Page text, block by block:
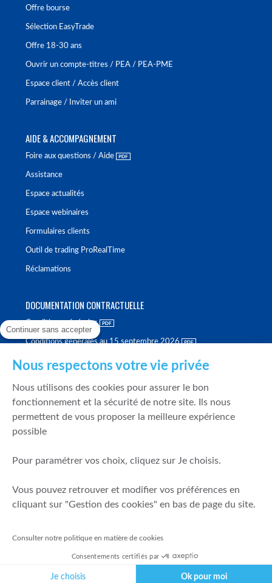
Offre bourse
Sélection EasyTrade
Offre 18-30 ans
Ouvrir un compte-titres / PEA / PEA-PME
Espace client / Accès client
Parrainage / Inviter un ami
AIDE & ACCOMPAGNEMENT
Foire aux questions / Aide
Assistance
Espace actualités
Espace webinaires
Formulaires clients
Outil de trading ProRealTime
Réclamations
DOCUMENTATION CONTRACTUELLE
Conditions générales
Conditions générales au 15 septembre 2026
Politique de meilleure sélection
Politique de durabilité
Fonds de garantie des dépôts et de résolution
Mentions légales
Prévention de la fraude
Politique de gestion des conflits d'intérêts
Continuer sans accepter
Nous respectons votre vie privée
Nous utilisons des cookies pour assurer le bon
fonctionnement et la sécurité de notre site. Ils nous
permettent de vous proposer la meilleure expérience
possible
Pour paramétrer vos choix, cliquez sur Je choisis.
Vous pouvez retrouver et modifier vos préférences en
cliquant sur "Gestion des cookies" en bas de page du site.
Consulter notre politique en matière de cookies
Consentements certifiés par
Je choisis Ok pour moi